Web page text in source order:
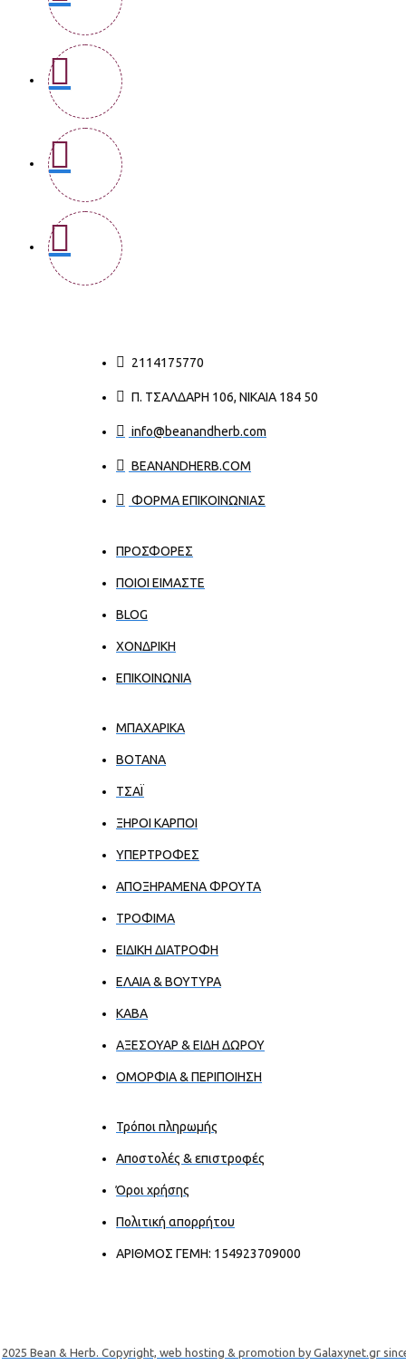
2114175770
Π. ΤΣΑΛΔΆΡΗ 106, ΝΊΚΑΙΑ 184 50
info@beanandherb.com
BEANANDHERB.COM
ΦΟΡΜΑ ΕΠΙΚΟΙΝΩΝΙΑΣ
ΠΡΟΣΦΟΡΕΣ
ΠΟΙΟΙ ΕΊΜΑΣΤΕ
BLOG
ΧΟΝΔΡΙΚΉ
ΕΠΙΚΟΙΝΩΝΊΑ
ΜΠΑΧΑΡΙΚΑ
ΒΟΤΑΝΑ
ΤΣΑΪ
ΞΗΡΟΙ ΚΑΡΠΟΙ
ΥΠΕΡΤΡΟΦΕΣ
ΑΠΟΞΗΡΑΜΕΝΑ ΦΡΟΥΤΑ
ΤΡΟΦΙΜΑ
ΕΙΔΙΚΗ ΔΙΑΤΡΟΦΗ
ΕΛΑΙΑ & ΒΟΥΤΥΡΑ
ΚΑΒΑ
ΑΞΕΣΟΥΑΡ & ΕΙΔΗ ΔΩΡΟΥ
ΟΜΟΡΦΙΑ & ΠΕΡΙΠΟΙΗΣΗ
Τρόποι πληρωμής
Αποστολές & επιστροφές
Όροι χρήσης
Πολιτική απορρήτου
ΑΡΙΘΜΟΣ ΓΕΜΗ: 154923709000
2025 Bean & Herb. Copyright, web hosting & promotion by Galaxynet.gr